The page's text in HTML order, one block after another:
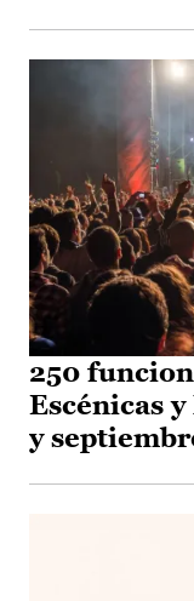
250
Escénicas
y